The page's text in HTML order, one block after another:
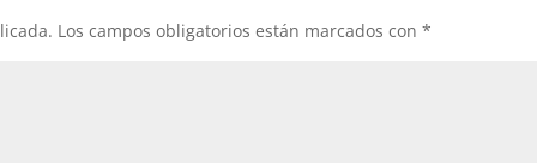
Los campos obligatorios están marcados con*